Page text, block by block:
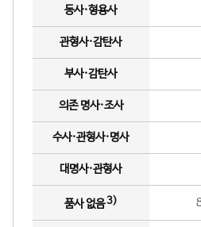
동사·형용사
관형사·감탄사
부사·감탄사
의존 명사·조사
수사·관형사·명사
대명사·관형사
품사 없음3)